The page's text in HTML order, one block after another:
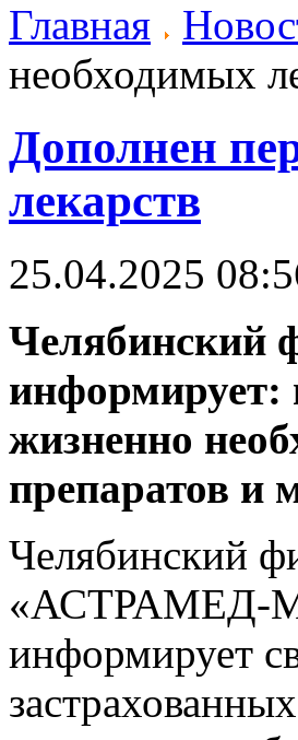
Главная
необходимых
Дополнен
лекарств
25.04.2025
информирует:
жизненно
препаратов и
Челябинский
«АСТРАМЕД-
информирует